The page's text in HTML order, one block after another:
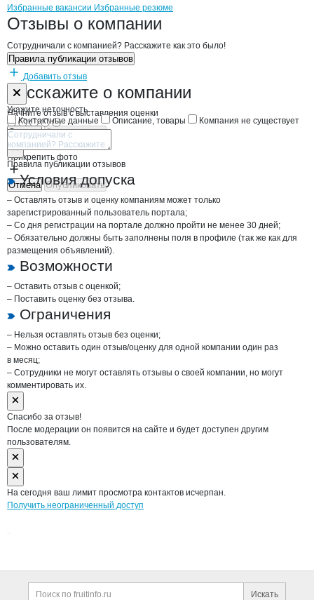
Брендыкомпани Старбери
Вакансии вСтарбери
Избранные вакансии Избранные резюме
Новости oСтарбери, ООО
Отзывы о компании
Сотрудничали с компанией? Расскажите как это было!
Правила публикации отзывов
Добавить отзыв
Расскажите о компании
Начните отзыв с выставления оценки
Прикрепить фото
Отмена Опубликовать
Форма обратной связи о неточностях
Укажите неточность
Контактные данные
Описание, товары Компания не существует
Отмена Опубликовать
Правила публикации отзывов
Условия допуска
– Оставлять отзыв и оценку компаниям может только
зарегистрированный пользователь портала;
– Со дня регистрации на портале должно пройти не менее 30 дней;
– Обязательно должны быть заполнены поля в профиле (так же как для
размещения объявлений).
Возможности
– Оставить отзыв с оценкой;
– Поставить оценку без отзыва.
Ограничения
– Нельзя оставлять отзыв без оценки;
– Можно оставить один отзыв/оценку для одной компании один раз
в месяц;
– Сотрудники не могут оставлять отзывы о своей компании, но могут
комментировать их.
Спасибо за отзыв!
После модерации он появится на сайте и будет доступен другим
пользователям.
На сегодня ваш лимит просмотра контактов исчерпан.
Получить неограниченный доступ
Дополнительная информация
Поиск по сайту и
Искать